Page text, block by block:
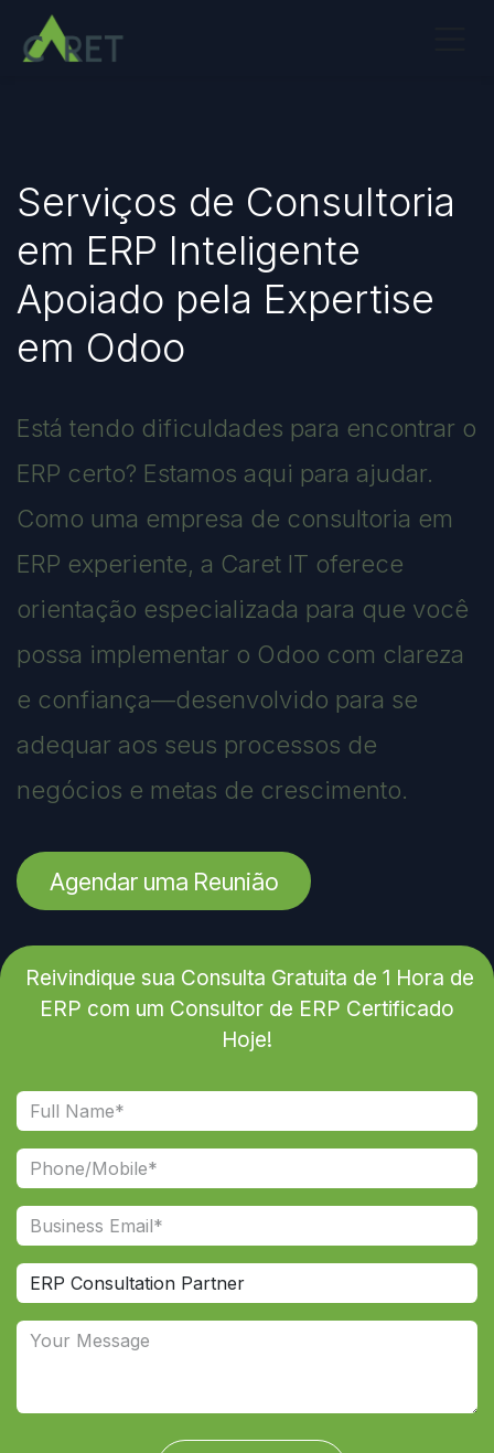
Pular para o conteúdo
Serviços de Consultoria
em ERP Inteligente
Apoiado pela Expertise
em Odoo
Está tendo dificuldades para encontrar o
ERP certo? Estamos aqui para ajudar.
Como uma empresa de consultoria em
ERP experiente, a Caret IT oferece
orientação especializada para que você
possa implementar o Odoo com clareza
e confiança—desenvolvido para se
adequar aos seus processos de
negócios e metas de crescimento.
Agendar uma Reunião
Reivindique sua Consulta Gratuita de 1 Hora de
ERP com um Consultor de ERP Certificado
Hoje!